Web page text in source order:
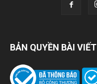
BẢN QUYỀN BÀI VIẾT